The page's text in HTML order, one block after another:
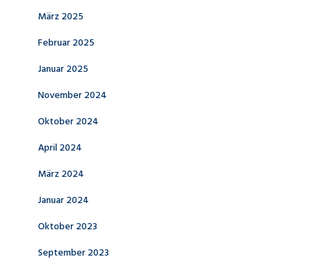
März 2025
Februar 2025
Januar 2025
November 2024
Oktober 2024
April 2024
März 2024
Januar 2024
Oktober 2023
September 2023